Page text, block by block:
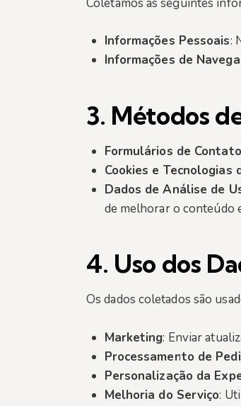
Informações Pessoais:
Informações de
3. Métodos
Formulários de
Cookies e Tecnologias
Dados de Análise de
de melhorar o conteúdo
4. Uso dos
Os dados coletados são
Marketing: Enviar
Processamento de
Personalização da
Melhoria do Serviço: